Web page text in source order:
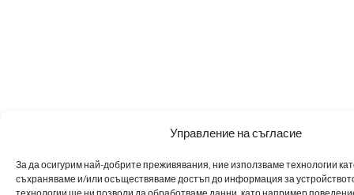
Управление на съгласие
За да осигурим най-добрите преживявания, ние използваме технологии
съхраняваме и/или осъществяваме достъп до информация за